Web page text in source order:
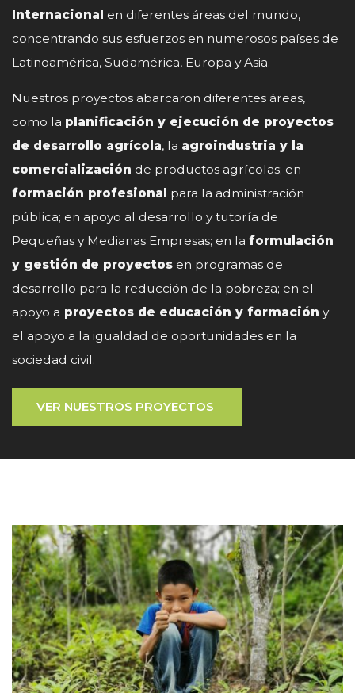
Internacional en diferentes áreas del mundo,
concentrando sus esfuerzos en numerosos países de
Latinoamérica, Sudamérica, Europa y Asia.
Nuestros proyectos abarcaron diferentes áreas,
como la planificación y ejecución de proyectos
de desarrollo agrícola, la agroindustria y la
comercialización de productos agrícolas; en
formación profesional para la administración
pública; en apoyo al desarrollo y tutoría de
Pequeñas y Medianas Empresas; en la formulación
y gestión de proyectos en programas de
desarrollo para la reducción de la pobreza; en el
apoyo a proyectos de educación y formación y
el apoyo a la igualdad de oportunidades en la
sociedad civil.
VER NUESTROS PROYECTOS